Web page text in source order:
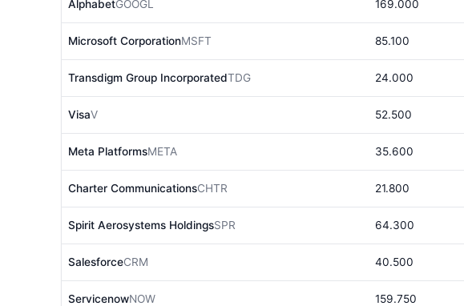
AlphabetGOOGL 169.000
Microsoft CorporationMSFT 85.100
Transdigm Group IncorporatedTDG 24.000
VisaV 52.500
Meta PlatformsMETA 35.600
Charter CommunicationsCHTR 21.800
Spirit Aerosystems HoldingsSPR 64.300
SalesforceCRM 40.500
ServicenowNOW 159.750